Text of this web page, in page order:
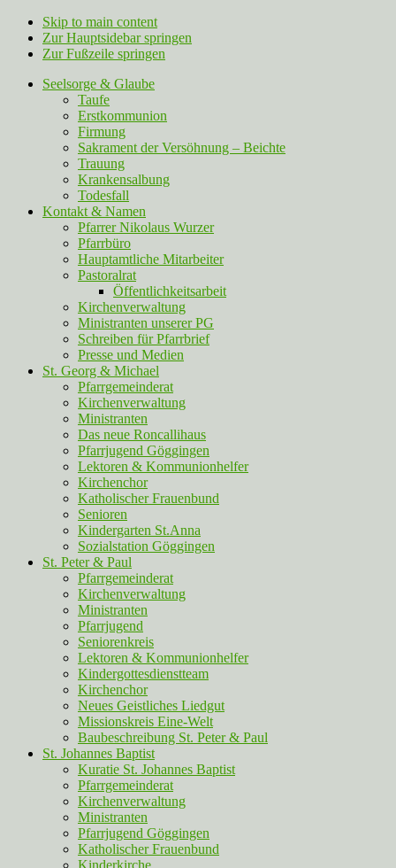
Skip to main content
Zur Hauptsidebar springen
Zur Fußzeile springen
Seelsorge & Glaube
Taufe
Erstkommunion
Firmung
Sakrament der Versöhnung – Beichte
Trauung
Krankensalbung
Todesfall
Kontakt & Namen
Pfarrer Nikolaus Wurzer
Pfarrbüro
Hauptamtliche Mitarbeiter
Pastoralrat
Öffentlichkeitsarbeit
Kirchenverwaltung
Ministranten unserer PG
Schreiben für Pfarrbrief
Presse und Medien
St. Georg & Michael
Pfarrgemeinderat
Kirchenverwaltung
Ministranten
Das neue Roncallihaus
Pfarrjugend Göggingen
Lektoren & Kommunionhelfer
Kirchenchor
Katholischer Frauenbund
Senioren
Kindergarten St.Anna
Sozialstation Göggingen
St. Peter & Paul
Pfarrgemeinderat
Kirchenverwaltung
Ministranten
Pfarrjugend
Seniorenkreis
Lektoren & Kommunionhelfer
Kindergottesdienstteam
Kirchenchor
Neues Geistliches Liedgut
Missionskreis Eine-Welt
Baubeschreibung St. Peter & Paul
St. Johannes Baptist
Kuratie St. Johannes Baptist
Pfarrgemeinderat
Kirchenverwaltung
Ministranten
Pfarrjugend Göggingen
Katholischer Frauenbund
Kinderkirche